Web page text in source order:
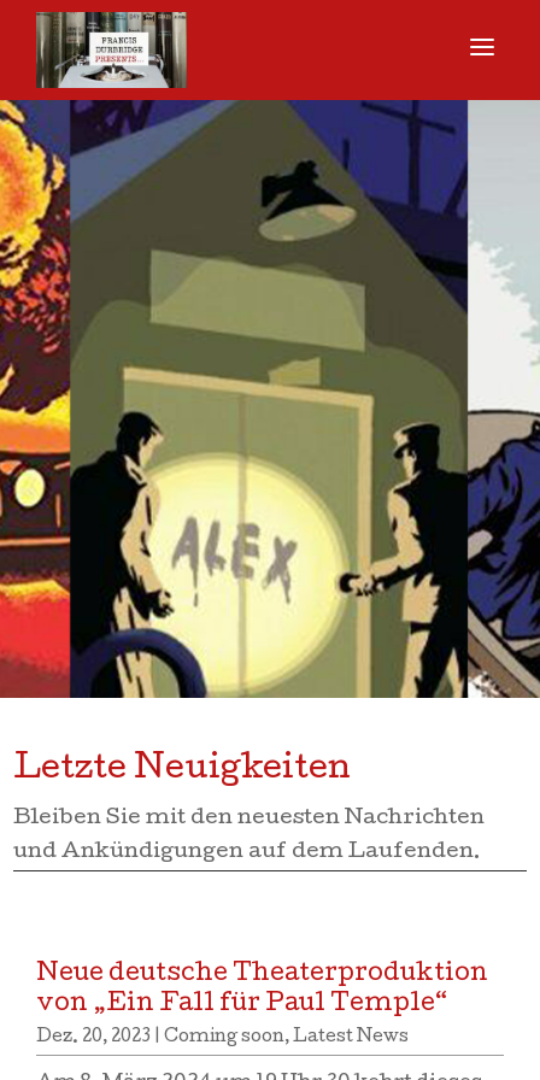
Letzte Neuigkeiten
Bleiben Sie mit den neuesten Nachrichten
und Ankündigungen auf dem Laufenden.
Neue deutsche Theaterproduktion
von „Ein Fall für Paul Temple“
Dez. 20, 2023 |Coming soon,Latest News